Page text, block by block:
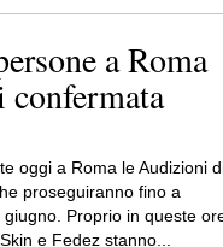
a Roma
oggi a Roma le Audizioni
proseguiranno fino a
Proprio in queste
e Fedez stanno...